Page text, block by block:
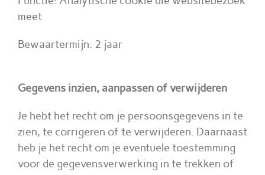
meet
Bewaartermijn: 2 jaar
Gegevens inzien, aanpassen of verwijderen
Je hebt het recht om je persoonsgegevens in te
zien, te corrigeren of te verwijderen. Daarnaast
heb je het recht om je eventuele toestemming
voor de gegevensverwerking in te trekken of